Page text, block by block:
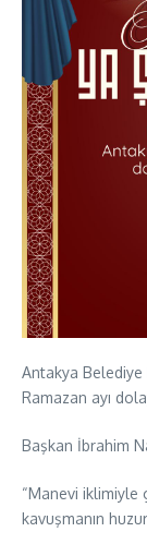
Antakya Belediye
Ramazan ayı
Başkan İbrahim
“Manevi iklimiyle
kavuşmanın